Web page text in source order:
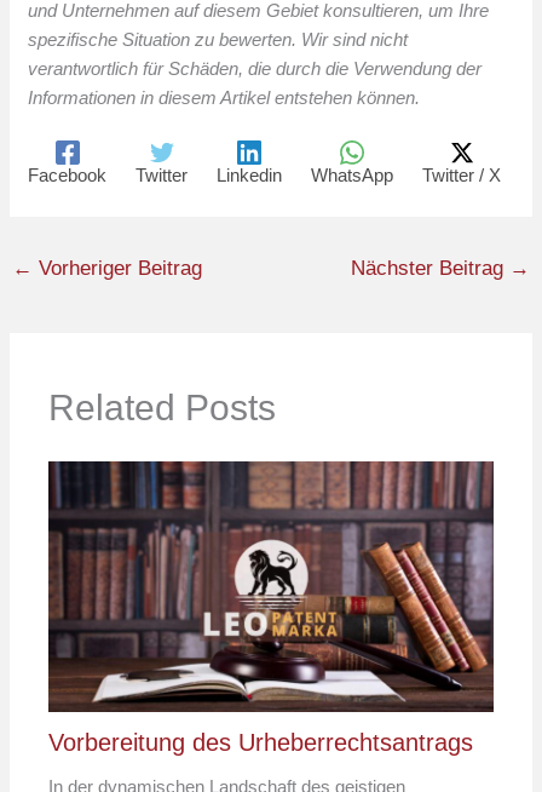
und Unternehmen auf diesem Gebiet konsultieren, um Ihre
spezifische Situation zu bewerten. Wir sind nicht
verantwortlich für Schäden, die durch die Verwendung der
Informationen in diesem Artikel entstehen können.
Facebook Twitter Linkedin WhatsApp Twitter / X
← Vorheriger Beitrag Nächster Beitrag →
Related Posts
Vorbereitung des Urheberrechtsantrags
In der dynamischen Landschaft des geistigen